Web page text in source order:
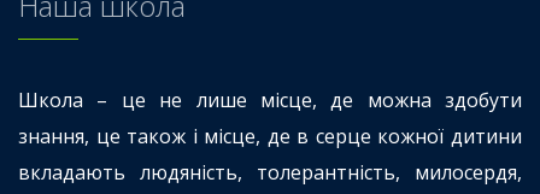
Школа – це не лише місце, де можна здобути
знання, це також і місце, де в серце кожної дитини
вкладають людяність, толерантність, милосердя,